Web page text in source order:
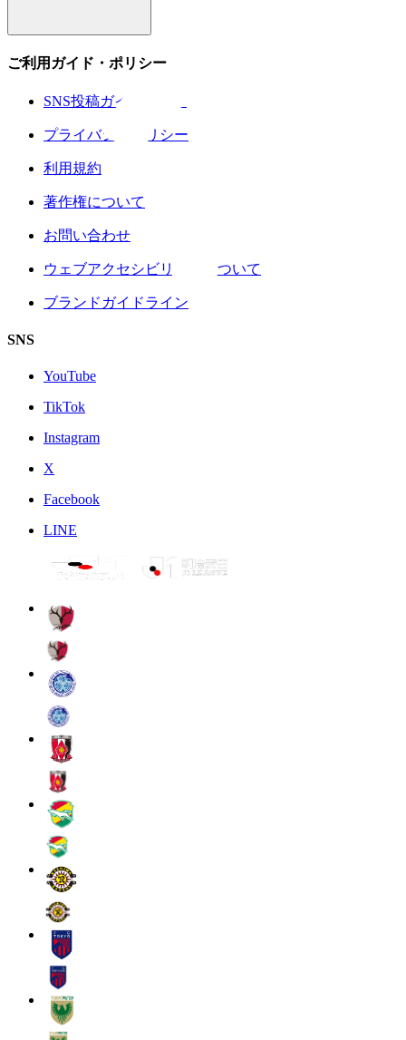
ご利用ガイド・ポリシー
SNS投稿ガイドライン
プライバシーポリシー
利用規約
著作権について
お問い合わせ
ウェブアクセシビリティについて
ブランドガイドライン
SNS
YouTube
TikTok
Instagram
X
Facebook
LINE